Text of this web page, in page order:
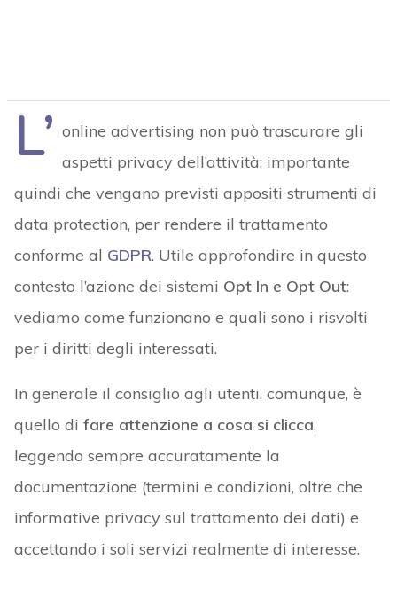
L’ online advertising non può trascurare gli
aspetti privacy dell’attività: importante
quindi che vengano previsti appositi strumenti di
data protection, per rendere il trattamento
conforme al GDPR. Utile approfondire in questo
contesto l’azione dei sistemi Opt In e Opt Out:
vediamo come funzionano e quali sono i risvolti
per i diritti degli interessati.
In generale il consiglio agli utenti, comunque, è
quello di fare attenzione a cosa si clicca,
leggendo sempre accuratamente la
documentazione (termini e condizioni, oltre che
informative privacy sul trattamento dei dati) e
accettando i soli servizi realmente di interesse.